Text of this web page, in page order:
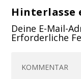
Hinterlasse
Deine E-Mail-
Erforderliche